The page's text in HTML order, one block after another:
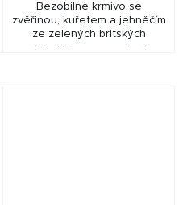
Bezobilné krmivo se
zvěřinou, kuřetem a jehněčím
ze zelených britských
pastvin. Určeno pro všechna